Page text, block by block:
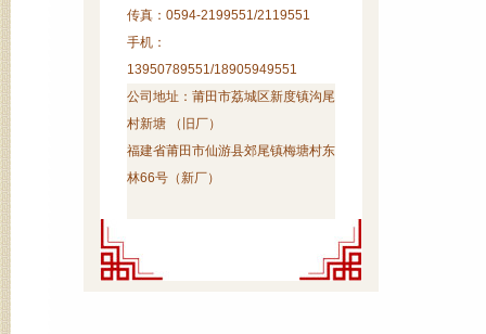
传真：0594-2199551/2119551
手机：
13950789551/18905949551
公司地址： 莆田市荔城区新度镇沟尾
村新塘 （旧厂）
福建省莆田市仙游县郊尾镇梅塘村东
林66号（新厂）